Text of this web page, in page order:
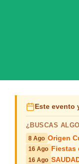
Este evento
¿BUSCAS
8 Ago Origen
16 Ago Fiestas
16 Ago